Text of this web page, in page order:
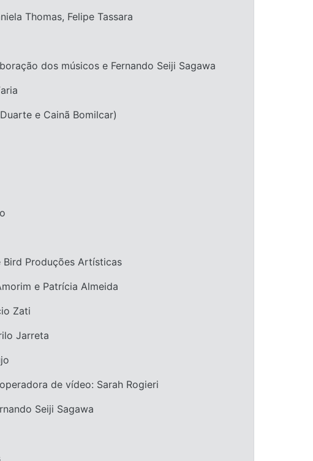
Thomas, Felipe Tassara
dos músicos e Fernando Seiji Sagawa
e Cainã Bomilcar)
Bird Produções Artísticas
e Patrícia Almeida
Zati
Jarreta
de vídeo: Sarah Rogieri
Seiji Sagawa